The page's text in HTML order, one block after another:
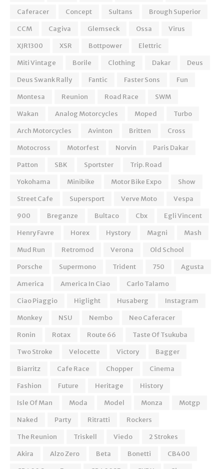
Caferacer
Concept Sultans
Brough Superior
CCM
Cagiva Glemseck Ossa
Virus
XJR1300
XSR Bottpower
Elettric
Miti Vintage
Borile Clothing Dakar
Deus
Deus Swank Rally
Fantic Faster Sons
Fun
Montesa
Reunion Road Race
SWM
Wakan
Analog Motorcycles Moped
Turbo
Arch Motorcycles
Avinton Britten
Cross
Motocross
Motorfest Norvin
Paris Dakar
Patton
SBK Sportster
Trip. Road
Yokohama
Minibike Motor Bike Expo
Show
Street Cafe
Supersport Verve Moto
Vespa
900
Breganze Bultaco Cbx
Egli Vincent
Henry Favre
Horex Hystory Magni
Mash
Mud Run
Retromod Verona
Old School
Porsche
Supermono Trident 750
Agusta
America
America In Ciao
Carlo Talamo
Ciao Piaggio
Higlight Husaberg
Instagram
Monkey
NSU Nembo
Neo Caferacer
Ronin
Rotax Route 66
Taste Of Tsukuba
Two Stroke
Velocette Victory
Bagger
Biarritz
Cafe Race Chopper
Cinema
Fashion
Future Heritage
History
Isle Of Man
Moda Model Monza
Motgp
Naked
Party Ritratti
Rockers
The Reunion
Triskell Viedo
2 Strokes
Akira
Alzo Zero Beta Bonetti
CB400